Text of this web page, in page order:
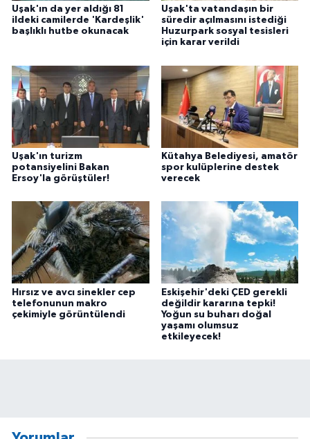
Uşak'ın da yer aldığı 81
ildeki camilerde 'Kardeşlik'
başlıklı hutbe okunacak
Uşak'ta vatandaşın bir
süredir açılmasını istediği
Huzurpark sosyal tesisleri
için karar verildi
Uşak'ın turizm
potansiyelini Bakan
Ersoy'la görüştüler!
Kütahya Belediyesi, amatör
spor kulüplerine destek
verecek
Hırsız ve avcı sinekler cep
telefonunun makro
çekimiyle görüntülendi
Eskişehir'deki ÇED gerekli
değildir kararına tepki!
Yoğun su buharı doğal
yaşamı olumsuz
etkileyecek!